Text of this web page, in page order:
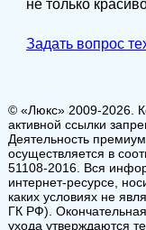
не только
Задать вопрос
© «Люкс» 2009-2026.
активной ссылки
Деятельность
осуществляется в
51108-2016. Вся
интернет-ресурсе,
каких условиях не
ГК РФ). Окончательная
ухода утверждаются